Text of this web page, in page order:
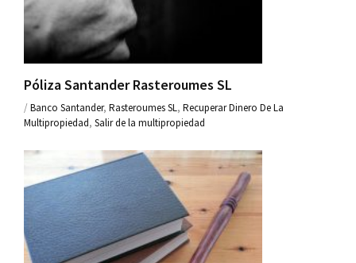
Póliza Santander Rasteroumes SL
/Banco Santander, Rasteroumes SL, Recuperar Dinero De La
Multipropiedad, Salir de la multipropiedad